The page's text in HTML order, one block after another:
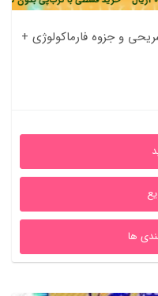
و جزوه فارماکولوژی +
ها